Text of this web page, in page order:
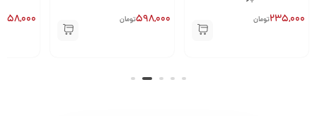
235,000تومان 598,000تومان 258,000